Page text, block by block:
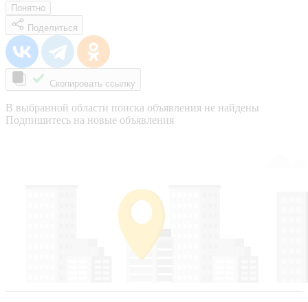
Понятно
Поделиться
Скопировать ссылку
В выбранной области поиска объявления не найдены
Подпишитесь на новые объявления